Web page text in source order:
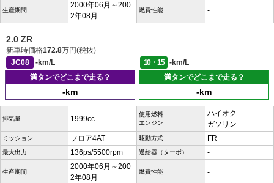
生産期間
2000年06月～200
2年08月
燃費性能 -
2.0 ZR
新車時価格172.8万円(税抜)
JC08
-km/L 10・15
-km/L
満タンでどこまで走る？
-km
満タンでどこまで走る？
-km
排気量 1999cc
使用燃料
エンジン
ハイオク
ガソリン
ミッション フロア4AT 駆動方式 FR
最大出力 136ps/5500rpm 過給器（ターボ） -
生産期間
2000年06月～200
2年08月
燃費性能 -